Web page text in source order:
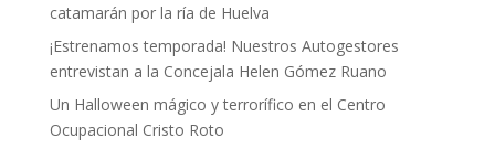
catamarán por la ría de Huelva
¡Estrenamos temporada! Nuestros Autogestores
entrevistan a la Concejala Helen Gómez Ruano
Un Halloween mágico y terrorífico en el Centro
Ocupacional Cristo Roto